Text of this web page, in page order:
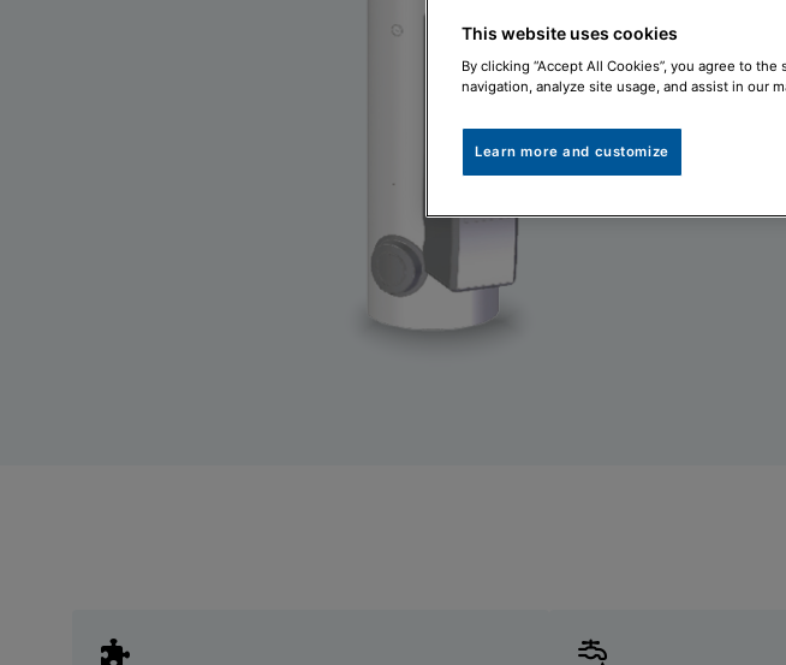
This website uses cookies
By clicking “Accept All Cookies”, you agree to
navigation, analyze site usage, and assist in our
Learn more and customize